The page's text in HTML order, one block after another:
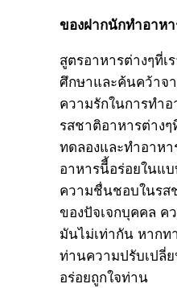
ของฝากนักทำอาห
สูตรอาหารต่างๆที่เ
ศึกษาและค้นคว้าจ
ความรักในการทำ
รสชาติอาหารต่าง
ทดลองและทำอาห
อาหารนีี้อร่อยในแ
ความชื่นชอบในรส
ของปัจเจกบุคคล ค
มันไม่เท่ากัน หาก
ท่านความปรับเปลี่
อร่อยถูกใจท่าน